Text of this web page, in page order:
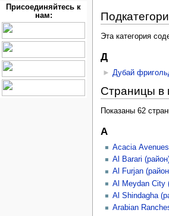
Эта категория
Д
► Дубай
Страницы в
Показаны 62
A
Acacia
Al Barari
Al Furjan
Al Meydan City
Al Shindagha
Arabian
Присоединяйтесь к
нам: